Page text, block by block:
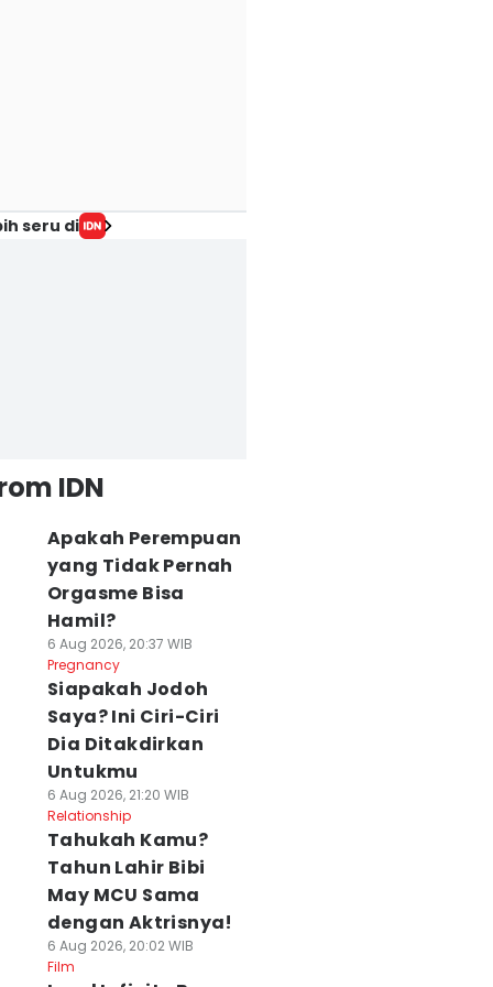
seru di
IDN
Apakah Perempuan
yang Tidak Pernah
Orgasme Bisa
Hamil?
6 Aug 2026, 20:37 WIB
Pregnancy
Siapakah Jodoh
Saya? Ini Ciri-Ciri
Dia Ditakdirkan
Untukmu
6 Aug 2026, 21:20 WIB
Relationship
Tahukah Kamu?
Tahun Lahir Bibi
May MCU Sama
dengan Aktrisnya!
6 Aug 2026, 20:02 WIB
Film